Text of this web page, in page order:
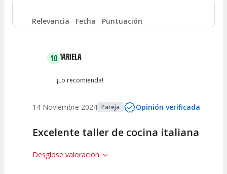
Entre 4 y 6 0
Relevancia Fecha Puntuación
10MARIELA
¡Lo recomienda!
14 Noviembre 2024 Pareja Opinión verificada
Excelente taller de cocina italiana
Desglose valoración